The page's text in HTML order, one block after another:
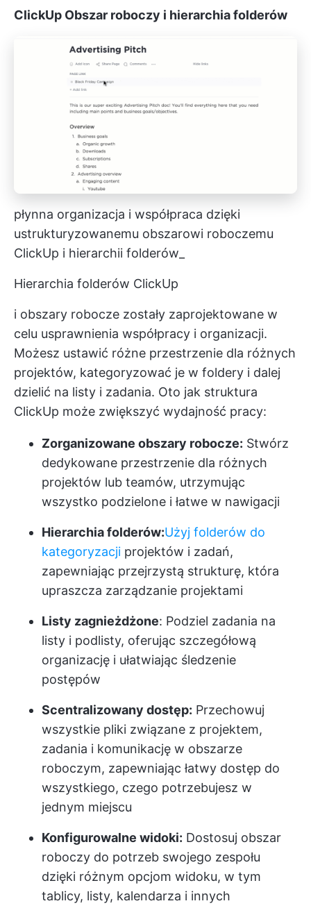
ClickUp Obszar roboczy i hierarchia folderów
płynna organizacja i współpraca dzięki
ustrukturyzowanemu obszarowi roboczemu
ClickUp i hierarchii folderów_
Hierarchia folderów ClickUp
i obszary robocze zostały zaprojektowane w
celu usprawnienia współpracy i organizacji.
Możesz ustawić różne przestrzenie dla różnych
projektów, kategoryzować je w foldery i dalej
dzielić na listy i zadania. Oto jak struktura
ClickUp może zwiększyć wydajność pracy:
Zorganizowane obszary robocze: Stwórz
dedykowane przestrzenie dla różnych
projektów lub teamów, utrzymując
wszystko podzielone i łatwe w nawigacji
Hierarchia folderów:Użyj folderów do
kategoryzacji projektów i zadań,
zapewniając przejrzystą strukturę, która
upraszcza zarządzanie projektami
Listy zagnieżdżone: Podziel zadania na
listy i podlisty, oferując szczegółową
organizację i ułatwiając śledzenie
postępów
Scentralizowany dostęp: Przechowuj
wszystkie pliki związane z projektem,
zadania i komunikację w obszarze
roboczym, zapewniając łatwy dostęp do
wszystkiego, czego potrzebujesz w
jednym miejscu
Konfigurowalne widoki: Dostosuj obszar
roboczy do potrzeb swojego zespołu
dzięki różnym opcjom widoku, w tym
tablicy, listy, kalendarza i innych